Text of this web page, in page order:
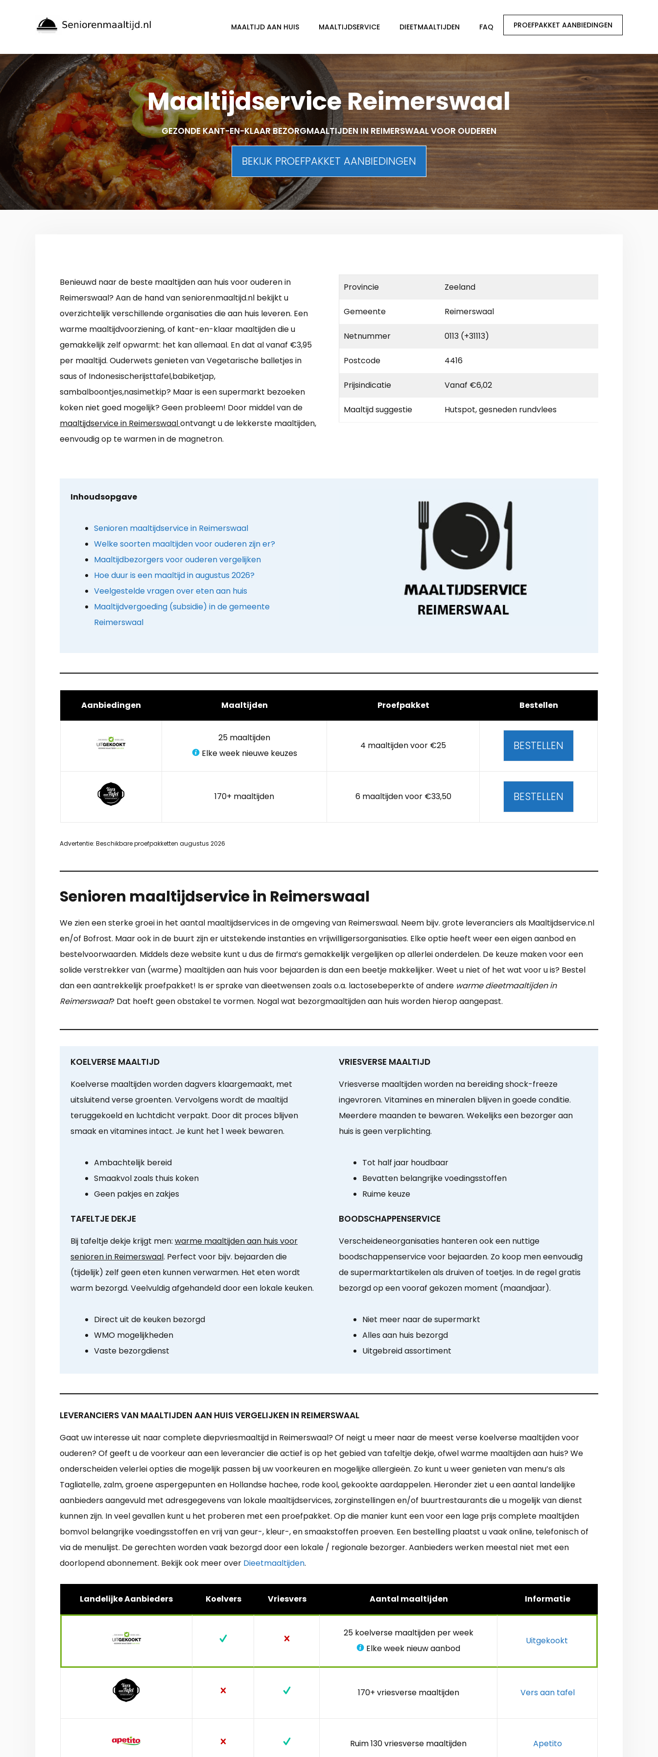
MAALTIJD AAN HUIS MAALTIJDSERVICE DIEETMAALTIJDEN FAQ PROEFPAKKET AANBIEDINGEN
Maaltijdservice Reimerswaal
GEZONDE KANT-EN-KLAAR BEZORGMAALTIJDEN IN REIMERSWAAL VOOR OUDEREN
BEKIJK PROEFPAKKET AANBIEDINGEN
Benieuwd naar de beste maaltijden aan huis voor ouderen in
Reimerswaal? Aan de hand van seniorenmaaltijd.nl bekijkt u
overzichtelijk verschillende organisaties die aan huis leveren. Een
warme maaltijdvoorziening, of kant-en-klaar maaltijden die u
gemakkelijk zelf opwarmt: het kan allemaal. En dat al vanaf €3,95
per maaltijd. Ouderwets genieten van Vegetarische balletjes in
saus of Indonesischerijsttafel,babiketjap,
sambalboontjes,nasimetkip? Maar is een supermarkt bezoeken
koken niet goed mogelijk? Geen probleem! Door middel van de
maaltijdservice in Reimerswaalontvangt u de lekkerste maaltijden,
eenvoudig op te warmen in de magnetron.
Provincie Zeeland
Gemeente Reimerswaal
Netnummer 0113 (+31113)
Postcode 4416
Prijsindicatie Vanaf €6,02
Maaltijd suggestie Hutspot, gesneden rundvlees
Inhoudsopgave
Senioren maaltijdservice in Reimerswaal
Welke soorten maaltijden voor ouderen zijn er?
Maaltijdbezorgers voor ouderen vergelijken
Hoe duur is een maaltijd in augustus 2026?
Veelgestelde vragen over eten aan huis
Maaltijdvergoeding (subsidie) in de gemeente
Reimerswaal
Aanbiedingen Maaltijden Proefpakket Bestellen
25 maaltijden
Elke week nieuwe keuzes
4 maaltijden voor €25 BESTELLEN
170+ maaltijden 6 maaltijden voor €33,50 BESTELLEN
Advertentie: Beschikbare proefpakketten augustus 2026
Senioren maaltijdservice in Reimerswaal
We zien een sterke groei in het aantal maaltijdservices in de omgeving van Reimerswaal. Neem bijv. grote leveranciers als Maaltijdservice.nl
en/of Bofrost. Maar ook in de buurt zijn er uitstekende instanties en vrijwilligersorganisaties. Elke optie heeft weer een eigen aanbod en
bestelvoorwaarden. Middels deze website kunt u dus de firma’s gemakkelijk vergelijken op allerlei onderdelen. De keuze maken voor een
solide verstrekker van (warme) maaltijden aan huis voor bejaarden is dan een beetje makkelijker. Weet u niet of het wat voor u is? Bestel
dan een aantrekkelijk proefpakket! Is er sprake van dieetwensen zoals o.a. lactosebeperkte of andere warme dieetmaaltijden in
Reimerswaal? Dat hoeft geen obstakel te vormen. Nogal wat bezorgmaaltijden aan huis worden hierop aangepast.
KOELVERSE MAALTIJD
Koelverse maaltijden worden dagvers klaargemaakt, met
uitsluitend verse groenten. Vervolgens wordt de maaltijd
teruggekoeld en luchtdicht verpakt. Door dit proces blijven
smaak en vitamines intact. Je kunt het 1 week bewaren.
Ambachtelijk bereid
Smaakvol zoals thuis koken
Geen pakjes en zakjes
VRIESVERSE MAALTIJD
Vriesverse maaltijden worden na bereiding shock-freeze
ingevroren. Vitamines en mineralen blijven in goede conditie.
Meerdere maanden te bewaren. Wekelijks een bezorger aan
huis is geen verplichting.
Tot half jaar houdbaar
Bevatten belangrijke voedingsstoffen
Ruime keuze
TAFELTJE DEKJE
Bij tafeltje dekje krijgt men: warme maaltijden aan huis voor
senioren in Reimerswaal. Perfect voor bijv. bejaarden die
(tijdelijk) zelf geen eten kunnen verwarmen. Het eten wordt
warm bezorgd. Veelvuldig afgehandeld door een lokale keuken.
Direct uit de keuken bezorgd
WMO mogelijkheden
Vaste bezorgdienst
BOODSCHAPPENSERVICE
Verscheideneorganisaties hanteren ook een nuttige
boodschappenservice voor bejaarden. Zo koop men eenvoudig
de supermarktartikelen als druiven of toetjes. In de regel gratis
bezorgd op een vooraf gekozen moment (maandjaar).
Niet meer naar de supermarkt
Alles aan huis bezorgd
Uitgebreid assortiment
LEVERANCIERS VAN MAALTIJDEN AAN HUIS VERGELIJKEN IN REIMERSWAAL
Gaat uw interesse uit naar complete diepvriesmaaltijd in Reimerswaal? Of neigt u meer naar de meest verse koelverse maaltijden voor
ouderen? Of geeft u de voorkeur aan een leverancier die actief is op het gebied van tafeltje dekje, ofwel warme maaltijden aan huis? We
onderscheiden velerlei opties die mogelijk passen bij uw voorkeuren en mogelijke allergieën. Zo kunt u weer genieten van menu’s als
Tagliatelle, zalm, groene aspergepunten en Hollandse hachee, rode kool, gekookte aardappelen. Hieronder ziet u een aantal landelijke
aanbieders aangevuld met adresgegevens van lokale maaltijdservices, zorginstellingen en/of buurtrestaurants die u mogelijk van dienst
kunnen zijn. In veel gevallen kunt u het proberen met een proefpakket. Op die manier kunt een voor een lage prijs complete maaltijden
bomvol belangrijke voedingsstoffen en vrij van geur-, kleur-, en smaakstoffen proeven. Een bestelling plaatst u vaak online, telefonisch of
via de menulijst. De gerechten worden vaak bezorgd door een lokale / regionale bezorger. Aanbieders werken meestal niet met een
doorlopend abonnement. Bekijk ook meer over Dieetmaaltijden.
Landelijke Aanbieders Koelvers Vriesvers Aantal maaltijden Informatie
25 koelverse maaltijden per week
Elke week nieuw aanbod
Uitgekookt
170+ vriesverse maaltijden Vers aan tafel
Ruim 130 vriesverse maaltijden Apetito